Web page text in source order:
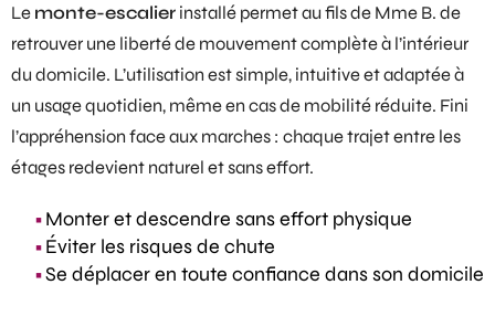
Le monte-escalier installé permet au fils de Mme B. de
retrouver une liberté de mouvement complète à l’intérieur
du domicile. L’utilisation est simple, intuitive et adaptée à
un usage quotidien, même en cas de mobilité réduite. Fini
l’appréhension face aux marches : chaque trajet entre les
étages redevient naturel et sans effort.
Monter et descendre sans effort physique
Éviter les risques de chute
Se déplacer en toute confiance dans son domicile